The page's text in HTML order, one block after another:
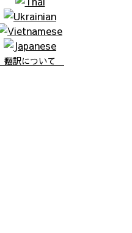
翻訳について